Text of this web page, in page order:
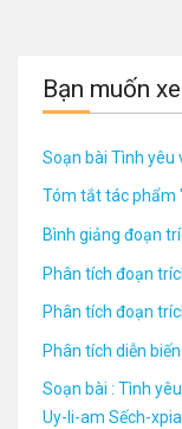
Bạn muốn
Soạn bài Tình yêu
Tóm tắt tác phẩm
Bình giảng đoạn
Phân tích đoạn
Phân tích đoạn
Phân tích diễn
Soạn bài : Tình
Uy-li-am Sếch-